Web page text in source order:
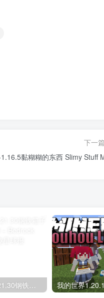
下一篇
黏糊糊的东西 Slimy Stuff
我的世界基岩版1.21.30钢铁箱子 Iron Chest unofficial – Bedrock Port MOD下载